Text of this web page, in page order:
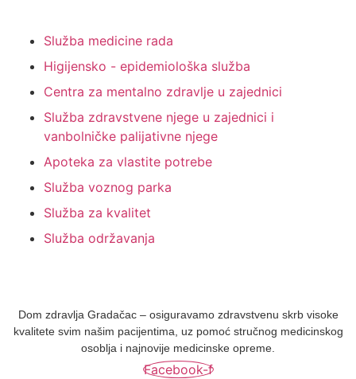
Služba medicine rada
Higijensko - epidemiološka služba
Centra za mentalno zdravlje u zajednici
Služba zdravstvene njege u zajednici i
vanbolničke palijativne njege
Apoteka za vlastite potrebe
Služba voznog parka
Služba za kvalitet
Služba održavanja
Dom zdravlja Gradačac – osiguravamo zdravstvenu skrb visoke
kvalitete svim našim pacijentima, uz pomoć stručnog medicinskog
osoblja i najnovije medicinske opreme.
Facebook-f